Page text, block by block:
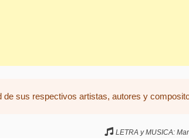
de sus respectivos artistas, autores y
LETRA y MUSICA: